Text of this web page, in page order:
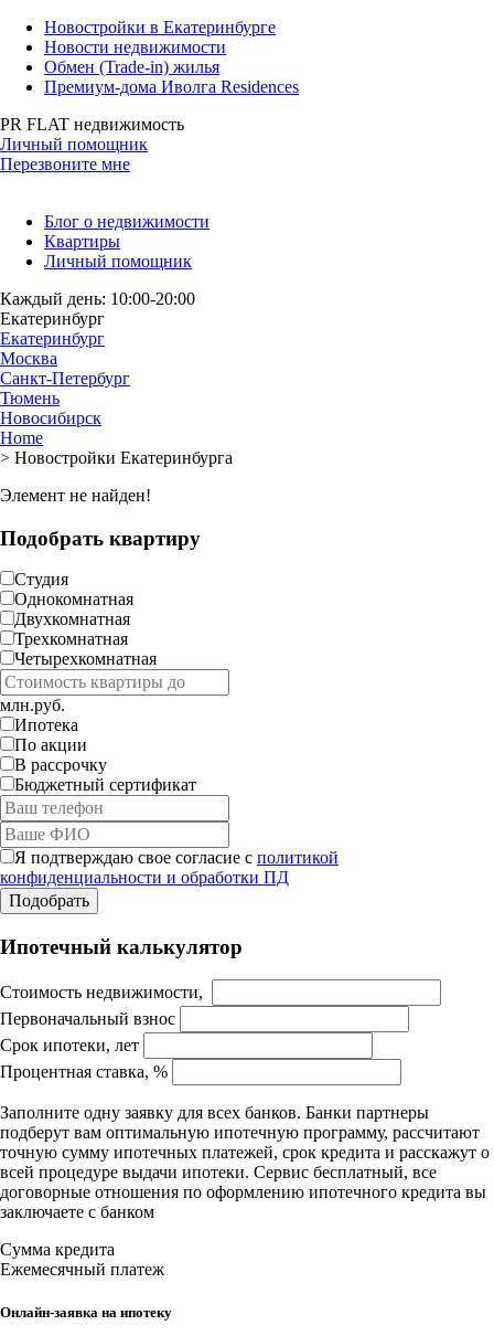
Новостройки в Екатеринбурге
Новости недвижимости
Обмен (Trade-in) жилья
Премиум-дома Иволга Residences
PR FLAT недвижимость
Личный помощник
Перезвоните мне
Блог о недвижимости
Квартиры
Личный помощник
Каждый день: 10:00-20:00
Екатеринбург
Екатеринбург
Москва
Санкт-Петербург
Тюмень
Новосибирск
Home
> Новостройки Екатеринбурга
Элемент не найден!
Подобрать квартиру
Студия
Однокомнатная
Двухкомнатная
Трехкомнатная
Четырехкомнатная
млн.руб.
Ипотека
По акции
В рассрочку
Бюджетный сертификат
Я подтверждаю свое согласие с политикой
конфиденциальности и обработки ПД
Ипотечный калькулятор
Стоимость недвижимости,
Первоначальный взнос
Срок ипотеки, лет
Процентная ставка, %
Заполните одну заявку для всех банков. Банки партнеры
подберут вам оптимальную ипотечную программу, рассчитают
точную сумму ипотечных платежей, срок кредита и расскажут о
всей процедуре выдачи ипотеки. Сервис бесплатный, все
договорные отношения по оформлению ипотечного кредита вы
заключаете с банком
Сумма кредита
Ежемесячный платеж
Онлайн-заявка на ипотеку